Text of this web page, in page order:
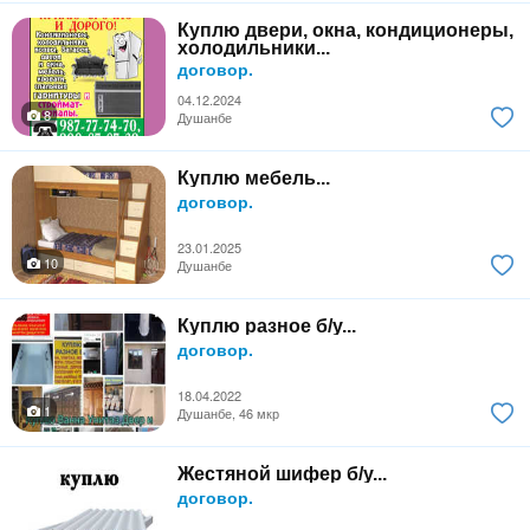
Куплю двери, окна, кондиционеры,
холодильники...
договор.
04.12.2024
8
Душанбе
Куплю мебель...
договор.
23.01.2025
10
Душанбе
Куплю разное б/у...
договор.
18.04.2022
1
Душанбе, 46 мкр
Жестяной шифер б/у...
договор.